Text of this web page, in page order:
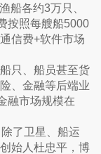
船各约3万只、
按照每艘船5000
信费+软件市场
只、船员甚至货
、金融等后端业
融市场规模在
了卫星、船运
始人杜忠平，博